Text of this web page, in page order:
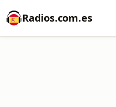
Radios.com.es